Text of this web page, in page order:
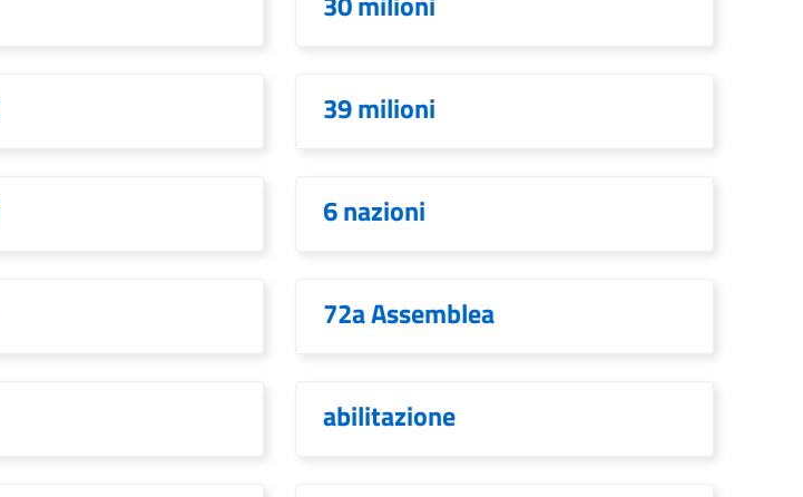
39 milioni
6 nazioni
72a Assemblea
abilitazione